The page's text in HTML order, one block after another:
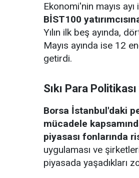
Ekonomi'nin mayıs
BİST100
Yılın ilk beş ayında,
Mayıs ayında ise 12
getirdi.
Sıkı Para
Borsa İstanbul'daki
mücadele
piyasası fonlarında
uygulaması ve
piyasada yaşadıkları